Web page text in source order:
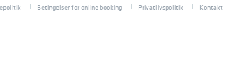
Betingelser for online booking Privatlivspolitik Kontakt